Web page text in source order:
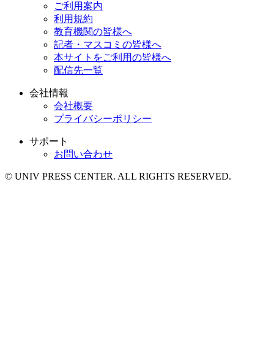
ご利用案内
利用規約
教育機関の皆様へ
記者・マスコミの皆様へ
本サイトをご利用の皆様へ
配信先一覧
会社情報
会社概要
プライバシーポリシー
サポート
お問い合わせ
© UNIV PRESS CENTER. ALL RIGHTS RESERVED.